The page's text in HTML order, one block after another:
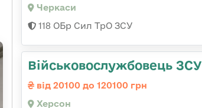
Черкаси
118 ОБр Сил ТрО ЗСУ
Військовослужбовець ЗСУ
від 20100 до 120100 грн
Херсон